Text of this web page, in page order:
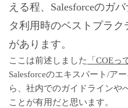
える程、Salesforceのガ
タ利用時のベストプラ
があります。
ここは前述しました 「COEっ
Salesforceのエキスパート/ア
ら、社内でのガイドラインや
ことが有用だと思います。